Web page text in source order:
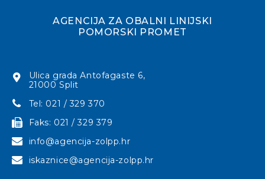
AGENCIJA ZA OBALNI LINIJSKI
POMORSKI PROMET
Ulica grada Antofagaste 6,
21000 Split
Tel: 021 / 329 370
Faks: 021 / 329 379
info@agencija-zolpp.hr
iskaznice@agencija-zolpp.hr